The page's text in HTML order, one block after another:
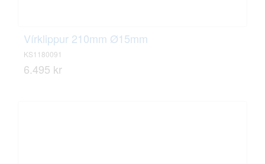
Vírklippur 210mm Ø15mm
KS1180091
6.495 kr